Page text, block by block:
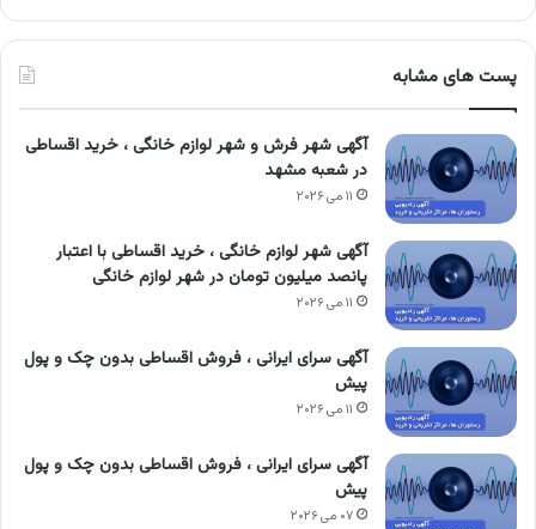
پست های مشابه
آگهی شهر فرش و شهر لوازم خانگی ، خرید اقساطی
در شعبه مشهد
۱۱ می ۲۰۲۶
آگهی شهر لوازم خانگی ، خرید اقساطی با اعتبار
پانصد میلیون تومان در شهر لوازم خانگی
۱۱ می ۲۰۲۶
آگهی سرای ایرانی ، فروش اقساطی بدون چک و پول
پیش
۱۱ می ۲۰۲۶
آگهی سرای ایرانی ، فروش اقساطی بدون چک و پول
پیش
۰۷ می ۲۰۲۶